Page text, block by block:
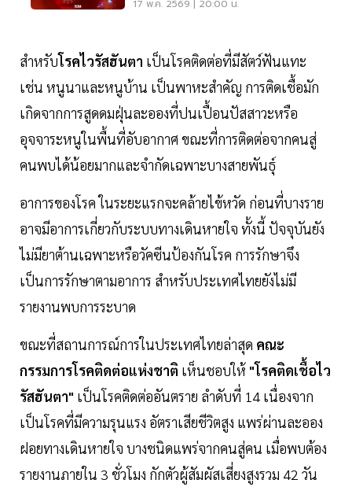
17 พ.ค. 2569 | 20:00 น.
สำหรับโรคไวรัสฮันตา เป็นโรคติดต่อที่มีสัตว์ฟันแทะ
เช่น หนูนาและหนูบ้าน เป็นพาหะสำคัญ การติดเชื้อมัก
เกิดจากการสูดดมฝุ่นละอองที่ปนเปื้อนปัสสาวะหรือ
อุจจาระหนูในพื้นที่อับอากาศ ขณะที่การติดต่อจากคนสู่
คนพบได้น้อยมากและจำกัดเฉพาะบางสายพันธุ์
อาการของโรค ในระยะแรกจะคล้ายไข้หวัด ก่อนที่บางราย
อาจมีอาการเกี่ยวกับระบบทางเดินหายใจ ทั้งนี้ ปัจจุบันยัง
ไม่มียาต้านเฉพาะหรือวัคซีนป้องกันโรค การรักษาจึง
เป็นการรักษาตามอาการ สำหรับประเทศไทยยังไม่มี
รายงานพบการระบาด
ขณะที่สถานการณ์การในประเทศไทยล่าสุด คณะ
กรรมการโรคติดต่อแห่งชาติ เห็นชอบให้ "โรคติดเชื้อไว
รัสฮันตา" เป็นโรคติดต่ออันตราย ลำดับที่ 14 เนื่องจาก
เป็นโรคที่มีความรุนแรง อัตราเสียชีวิตสูง แพร่ผ่านละออง
ฝอยทางเดินหายใจ บางชนิดแพร่จากคนสู่คน เมื่อพบต้อง
รายงานภายใน 3 ชั่วโมง กักตัวผู้สัมผัสเสี่ยงสูงรวม 42 วัน